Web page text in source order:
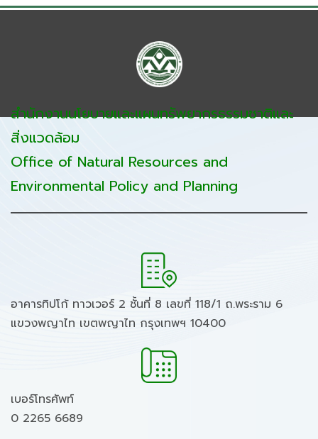
สำนักงานนโยบายและแผนทรัพยากรธรรมชาติและ
สิ่งแวดล้อม
Office of Natural Resources and
Environmental Policy and Planning
อาคารทิปโก้ ทาวเวอร์ 2 ชั้นที่ 8 เลขที่ 118/1 ถ.พระราม 6
แขวงพญาไท เขตพญาไท กรุงเทพฯ 10400
เบอร์โทรศัพท์
0 2265 6689